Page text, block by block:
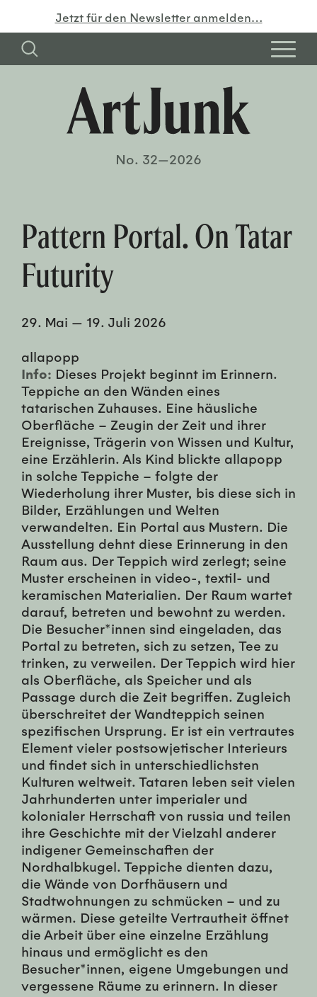
Jetzt für den Newsletter anmelden…
No. 32—2026
Pattern Portal. On Tatar
Futurity
29. Mai — 19. Juli 2026
allapopp
Info: Dieses Projekt beginnt im Erinnern.
Teppiche an den Wänden eines
tatarischen Zuhauses. Eine häusliche
Oberfläche – Zeugin der Zeit und ihrer
Ereignisse, Trägerin von Wissen und Kultur,
eine Erzählerin. Als Kind blickte allapopp
in solche Teppiche – folgte der
Wiederholung ihrer Muster, bis diese sich in
Bilder, Erzählungen und Welten
verwandelten. Ein Portal aus Mustern. Die
Ausstellung dehnt diese Erinnerung in den
Raum aus. Der Teppich wird zerlegt; seine
Muster erscheinen in video-, textil- und
keramischen Materialien. Der Raum wartet
darauf, betreten und bewohnt zu werden.
Die Besucher*innen sind eingeladen, das
Portal zu betreten, sich zu setzen, Tee zu
trinken, zu verweilen. Der Teppich wird hier
als Oberfläche, als Speicher und als
Passage durch die Zeit begriffen. Zugleich
überschreitet der Wandteppich seinen
spezifischen Ursprung. Er ist ein vertrautes
Element vieler postsowjetischer Interieurs
und findet sich in unterschiedlichsten
Kulturen weltweit. Tataren leben seit vielen
Jahrhunderten unter imperialer und
kolonialer Herrschaft von russia und teilen
ihre Geschichte mit der Vielzahl anderer
indigener Gemeinschaften der
Nordhalbkugel. Teppiche dienten dazu,
die Wände von Dorfhäusern und
Stadtwohnungen zu schmücken – und zu
wärmen. Diese geteilte Vertrautheit öffnet
die Arbeit über eine einzelne Erzählung
hinaus und ermöglicht es den
Besucher*innen, eigene Umgebungen und
vergessene Räume zu erinnern. In dieser